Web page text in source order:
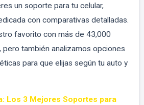
un soporte para tu celular,
con comparativas detalladas.
favorito con más de 43,000
pero también analizamos opciones
para que elijas según tu auto y
Los 3 Mejores Soportes para